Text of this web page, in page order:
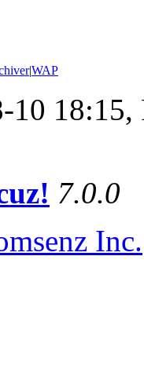
|WAP
10 18:15,
7.0.0
Inc.